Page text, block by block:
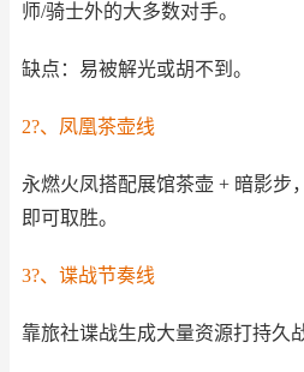
师/骑士外的大多数对手。
缺点：易被解光或胡不到。
2?、凤凰茶壶线
永燃火凤搭配展馆茶壶 + 暗影步
即可取胜。
3?、谍战节奏线
靠旅社谍战生成大量资源打持久